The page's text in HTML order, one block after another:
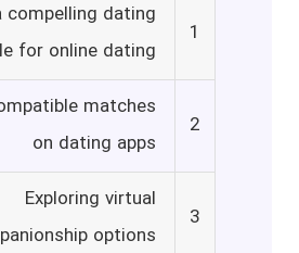
1
compelling dating
for online dating
2
matches
on dating apps
3
Exploring virtual
options